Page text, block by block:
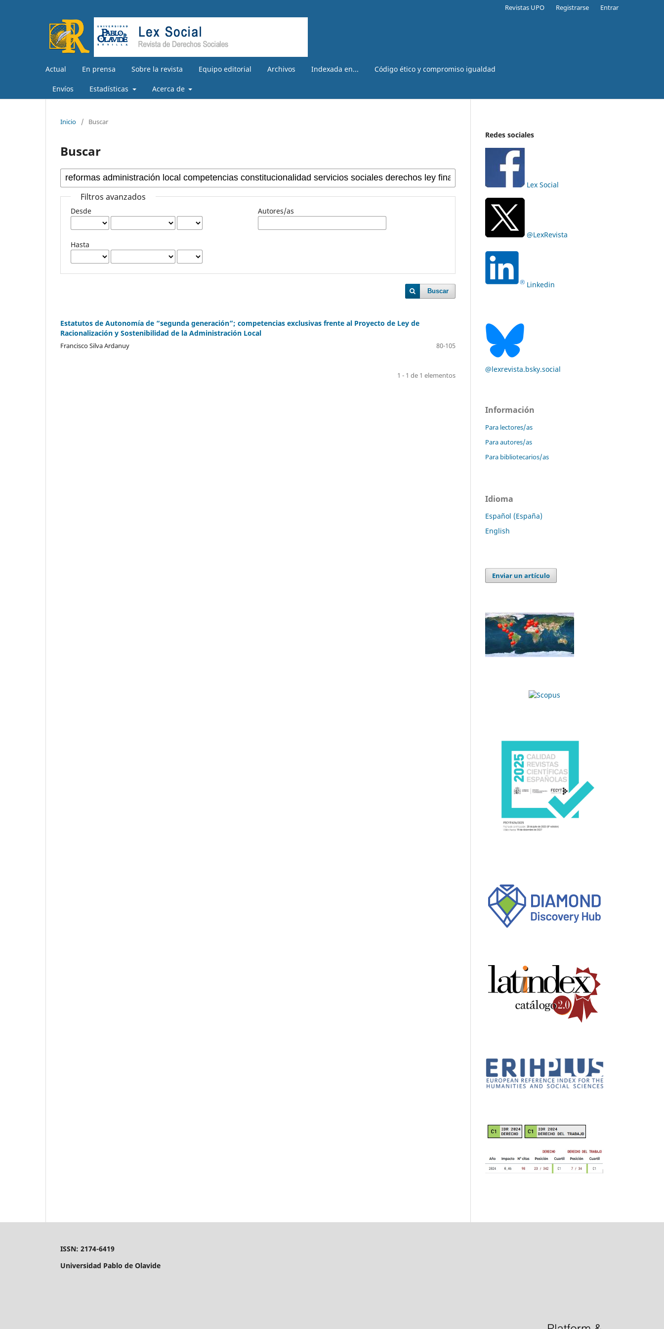
Actual En prensa Sobre la revista Equipo editorial Archivos Indexada en... Código ético y compromiso igualdad
Envíos Estadísticas Acerca de
Revistas UPO Registrarse Entrar
Inicio / Buscar
Buscar
Filtros avanzados
Desde
Hasta
Autores/as
Buscar
Estatutos de Autonomía de “segunda generación”; competencias exclusivas frente al Proyecto de Ley de
Racionalización y Sostenibilidad de la Administración Local
Francisco Silva Ardanuy 80-105
1 - 1 de 1 elementos
Redes sociales
Lex Social
@LexRevista
Linkedin
@lexrevista.bsky.social
Información
Para lectores/as
Para autores/as
Para bibliotecarios/as
Idioma
Español (España)
English
Enviar un artículo
ISSN: 2174-6419
Universidad Pablo de Olavide